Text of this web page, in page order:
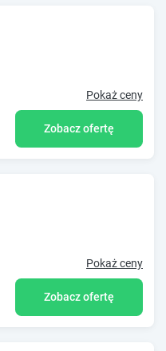
Pokaż ceny
Zobacz ofertę
Pokaż ceny
Zobacz ofertę